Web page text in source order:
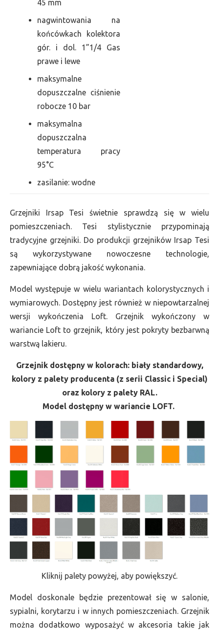
45 mm
nagwintowania na
końcówkach kolektora
gór. i dol. 1”1/4 Gas
prawe i lewe
maksymalne
dopuszczalne ciśnienie
robocze 10 bar
maksymalna
dopuszczalna
temperatura pracy
95°C
zasilanie: wodne
Grzejniki Irsap Tesi świetnie sprawdzą się w wielu
pomieszczeniach. Tesi stylistycznie przypominają
tradycyjne grzejniki. Do produkcji grzejników Irsap Tesi
są wykorzystywane nowoczesne technologie,
zapewniające dobrą jakość wykonania.
Model występuje w wielu wariantach kolorystycznych i
wymiarowych. Dostępny jest również w niepowtarzalnej
wersji wykończenia Loft. Grzejnik wykończony w
wariancie Loft to grzejnik, który jest pokryty bezbarwną
warstwą lakieru.
Grzejnik dostępny w kolorach: biały standardowy,
kolory z palety producenta (z serii Classic i Special)
oraz kolory z palety RAL.
Model dostępny w wariancie LOFT.
Kliknij palety powyżej, aby powiększyć.
Model doskonale będzie prezentował się w salonie,
sypialni, korytarzu i w innych pomieszczeniach. Grzejnik
można dodatkowo wyposażyć w akcesoria takie jak